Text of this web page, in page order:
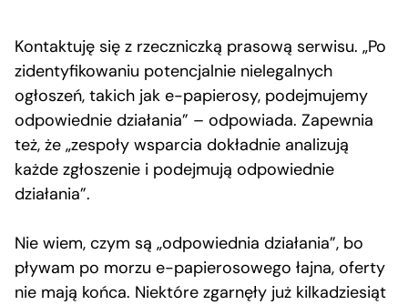
Kontaktuję się z rzeczniczką prasową serwisu. „Po
zidentyfikowaniu potencjalnie nielegalnych
ogłoszeń, takich jak e-papierosy, podejmujemy
odpowiednie działania” – odpowiada. Zapewnia
też, że „zespoły wsparcia dokładnie analizują
każde zgłoszenie i podejmują odpowiednie
działania”.
Nie wiem, czym są „odpowiednia działania”, bo
pływam po morzu e-papierosowego łajna, oferty
nie mają końca. Niektóre zgarnęły już kilkadziesiąt